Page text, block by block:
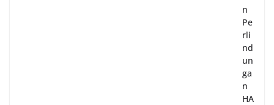
n
Pe
rli
nd
un
ga
n
HA